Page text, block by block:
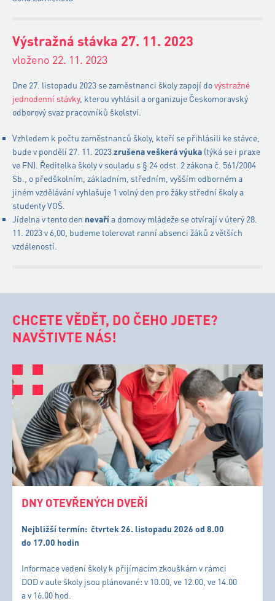
Výstražná stávka 27. 11. 2023
vloženo 22. 11. 2023
Dne 27. listopadu 2023 se zaměstnanci školy zapojí dovýstražné
jednodenní stávky, kterou vyhlásil a organizuje Českomoravský
odborový svaz pracovníků školství.
Vzhledem k počtu zaměstnanců školy, kteří se přihlásili ke stávce,
bude v pondělí 27. 11. 2023zrušena veškerá výuka (týká se i praxe
ve FN). Ředitelka školy v souladu s § 24 odst. 2 zákona č. 561/2004
Sb., o předškolním, základním, středním, vyšším odborném a
jiném vzdělávání vyhlašuje 1 volný den pro žáky střední školy a
studenty VOŠ.
Jídelna v tento den nevařía domovy mládeže se otvírají v úterý 28.
11. 2023 v 6,00, budeme tolerovat ranní absenci žáků z větších
vzdáleností.
CHCETE VĚDĚT, DO ČEHO JDETE?
NAVŠTIVTE NÁS!
DNY OTEVŘENÝCH DVEŘÍ
Nejbližší termín: čtvrtek 26. listopadu 2026 od 8.00
do 17.00 hodin
Informace vedení školy k přijímacím zkouškám v rámci
DOD v aule školy jsou plánované: v 10.00, ve 12.00, ve 14.00
a v 16.00 hod.